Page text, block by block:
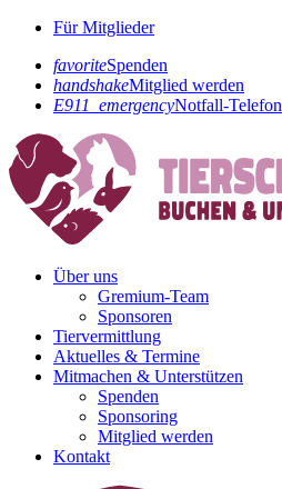
Für Mitglieder
favoriteSpenden
handshakeMitglied werden
E911_emergencyNotfall-Telefon
Über uns
Gremium-Team
Sponsoren
Tiervermittlung
Aktuelles & Termine
Mitmachen & Unterstützen
Spenden
Sponsoring
Mitglied werden
Kontakt